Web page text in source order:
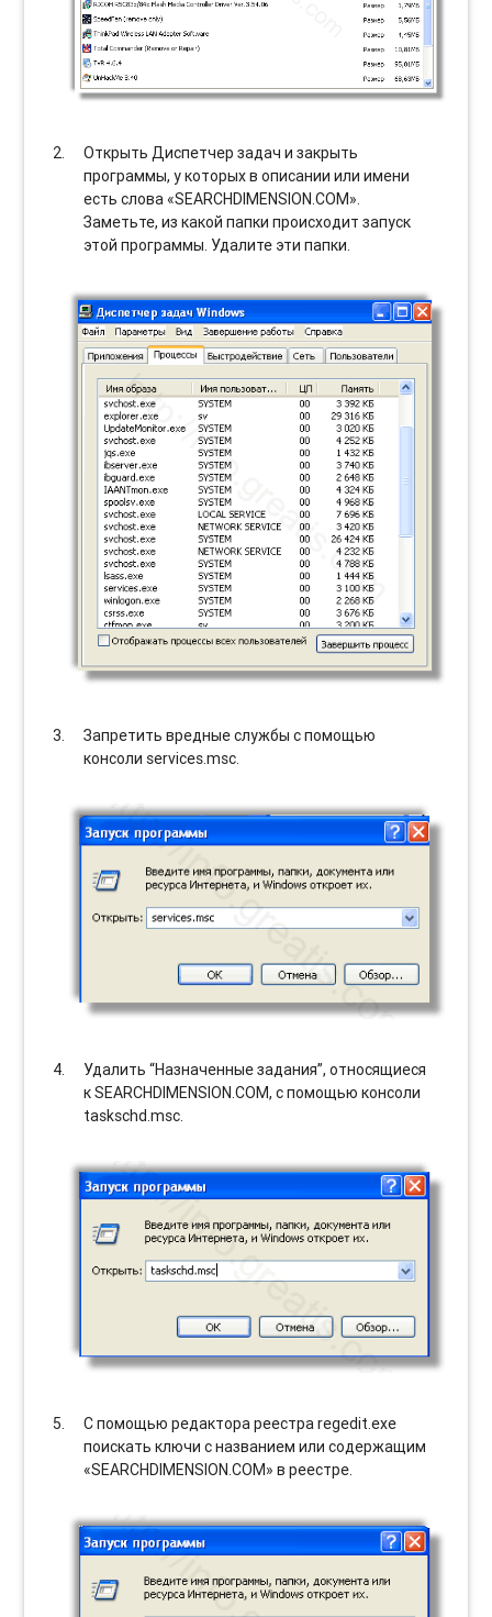
Открыть Диспетчер задач и закрыть
программы, у которых в описании или имени
есть слова «SEARCHDIMENSION.COM».
Заметьте, из какой папки происходит запуск
этой программы. Удалите эти папки.
Запретить вредные службы с помощью
консоли services.msc.
Удалить “Назначенные задания”, относящиеся
к SEARCHDIMENSION.COM, с помощью консоли
taskschd.msc.
С помощью редактора реестра regedit.exe
поискать ключи с названием или содержащим
«SEARCHDIMENSION.COM» в реестре.